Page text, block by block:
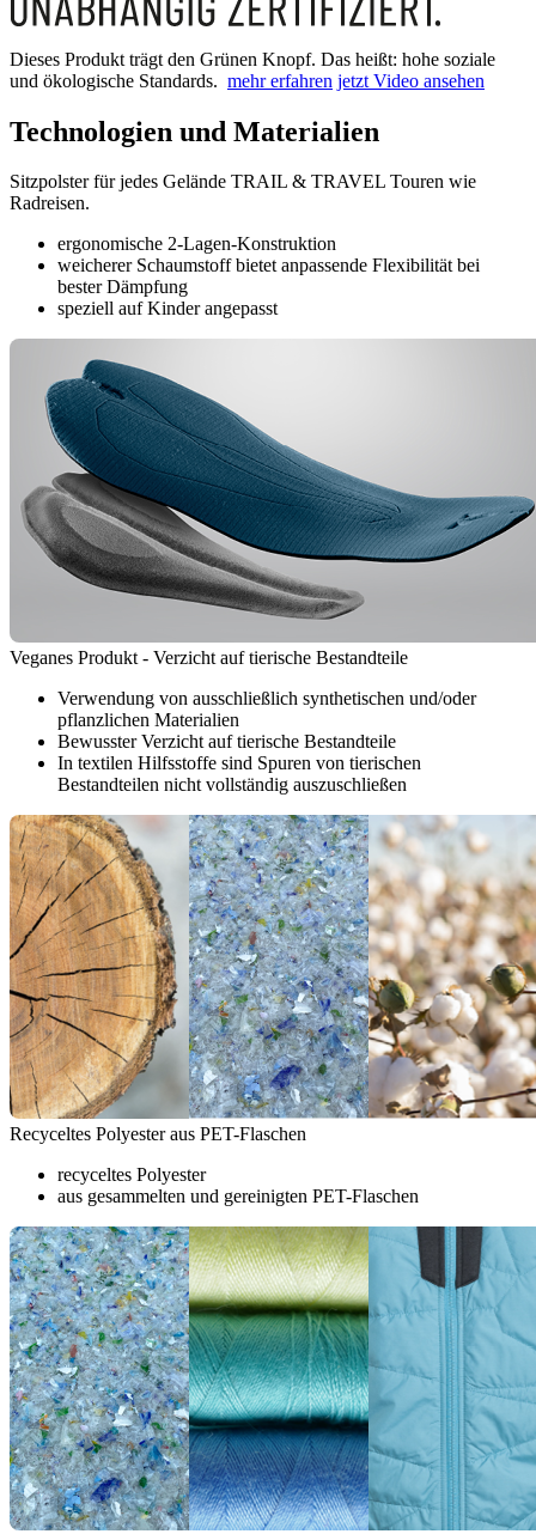
Dieses Produkt trägt den Grünen Knopf. Das heißt: hohe soziale
und ökologische Standards. mehr erfahren jetzt Video ansehen
Technologien und Materialien
Sitzpolster für jedes Gelände TRAIL & TRAVEL Touren wie
Radreisen.
ergonomische 2-Lagen-Konstruktion
weicherer Schaumstoff bietet anpassende Flexibilität bei
bester Dämpfung
speziell auf Kinder angepasst
Veganes Produkt - Verzicht auf tierische Bestandteile
Verwendung von ausschließlich synthetischen und/oder
pflanzlichen Materialien
Bewusster Verzicht auf tierische Bestandteile
In textilen Hilfsstoffe sind Spuren von tierischen
Bestandteilen nicht vollständig auszuschließen
Recyceltes Polyester aus PET-Flaschen
recyceltes Polyester
aus gesammelten und gereinigten PET-Flaschen